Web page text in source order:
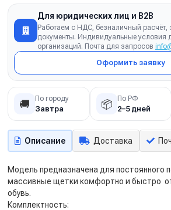
Для юридических лиц и B2B
Работаем с НДС, безналичный
документы. Индивидуальные условия
организаций. Почта для запросов
Оформить заявку
🚚 По городу
Завтра 📦 По РФ
2–5 дней
Описание Доставка
Модель предназначена для постоянного
массивные щетки комфортно и быстро
обувь.
Комплектность: